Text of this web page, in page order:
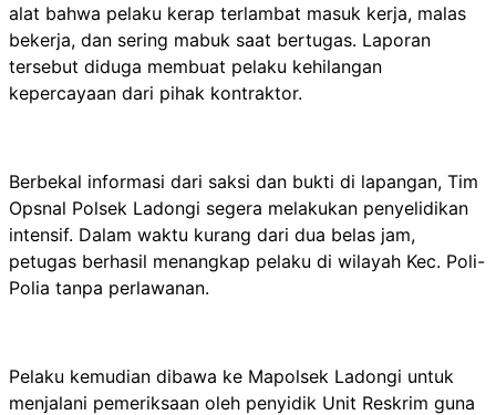
alat bahwa pelaku kerap terlambat masuk kerja, malas
bekerja, dan sering mabuk saat bertugas. Laporan
tersebut diduga membuat pelaku kehilangan
kepercayaan dari pihak kontraktor.
Berbekal informasi dari saksi dan bukti di lapangan, Tim
Opsnal Polsek Ladongi segera melakukan penyelidikan
intensif. Dalam waktu kurang dari dua belas jam,
petugas berhasil menangkap pelaku di wilayah Kec. Poli-
Polia tanpa perlawanan.
Pelaku kemudian dibawa ke Mapolsek Ladongi untuk
menjalani pemeriksaan oleh penyidik Unit Reskrim guna